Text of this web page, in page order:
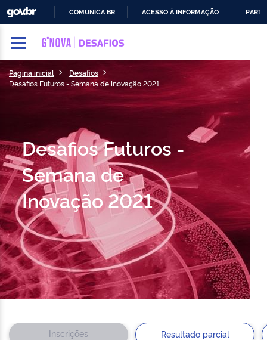
GOVBR
COMUNICA BR
ACESSO À INFORMAÇÃO
Página inicial
Desafios
Desafios Futuros - Semana de Inovação 2021
Desafios Futuros -
Semana de
Inovação 2021
Inscrições Resultado parcial